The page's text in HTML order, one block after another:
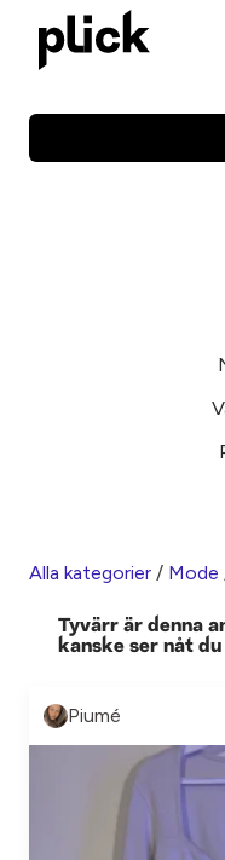
Alla kategorier / Mode
Tyvärr är denna
kanske ser nåt
Piumé